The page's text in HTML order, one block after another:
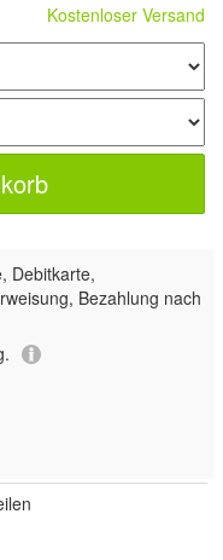
Kostenloser Versand
Debitkarte,
Bezahlung nach